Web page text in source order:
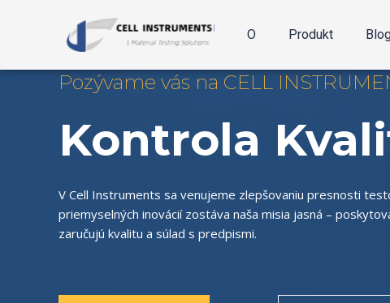
O Produkt
Pozývame vás na CELL
Kontrola
V Cell Instruments sa venujeme zlepšovaniu presnosti
priemyselných inovácií zostáva naša misia jasná –
zaručujú kvalitu a súlad s predpismi.